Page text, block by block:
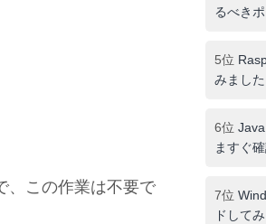
、この作業は不要で
るべき
5位
みました
6位
ますぐ
7位
ドして